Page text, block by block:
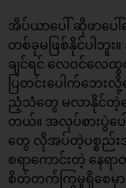
အိပ်ယာပေါ် ဆိုဖာပ
တစ်ခုမဖြစ်နိုင်ပါ
ချင်ရင် လေဝင်လေထွ
ပြတင်းပေါက်ဘေး
ညံ့သံတွေ မလာနိုင်တဲ့နေ
တယ်။ အလုပ်စားပွဲပ
တွေ လိုအပ်တဲ့ပစ္စည်း
စရာကောင်းတဲ့ နေ
စိတ်တက်ကြွမှုရှိစေမှာ